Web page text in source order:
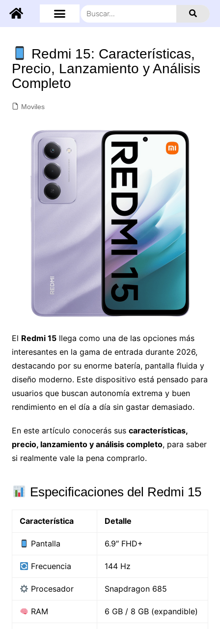
Redmi 15: Características,
Precio, Lanzamiento y Análisis
Completo
Moviles
El Redmi 15llega como una de las opciones más
interesantes en la gama de entrada durante 2026,
destacando por su enorme batería, pantalla fluida y
diseño moderno. Este dispositivo está pensado para
usuarios que buscan autonomía extrema y buen
rendimiento en el día a día sin gastar demasiado.
En este artículo conocerás sus características,
precio, lanzamiento y análisis completo, para saber
si realmente vale la pena comprarlo.
Especificaciones del Redmi 15
Característica Detalle
Pantalla 6.9″ FHD+
Frecuencia 144 Hz
Procesador Snapdragon 685
RAM 6 GB / 8 GB (expandible)